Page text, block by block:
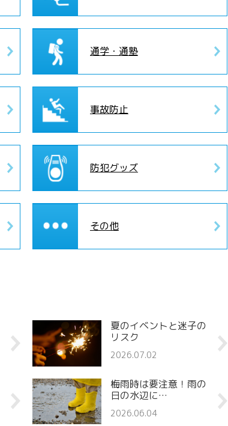
通学・通塾
事故防止
防犯グッズ
その他
夏のイベントと迷子の
リスク
2026.07.02
梅雨時は要注意！雨の
日の水辺に…
2026.06.04